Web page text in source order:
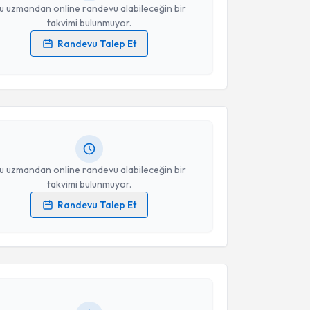
uzmandan online randevu alabileceğin bir
takvimi bulunmuyor.
Randevu Talep Et
verilerimin işlenmesine ilişkinAydınlatma Metni
uzmandan online randevu alabileceğin bir
takvimi bulunmuyor.
Randevu Talep Et
Talebi
randevu almanız için bir takvim hazırlandığında e-
verilerimin işlenmesine ilişkinAydınlatma Metni
kabul ediyorum.
Talebi
için randevu takvimi talebi oluşturun. Size bu
almanız için bir takvim hazırlandığında e-